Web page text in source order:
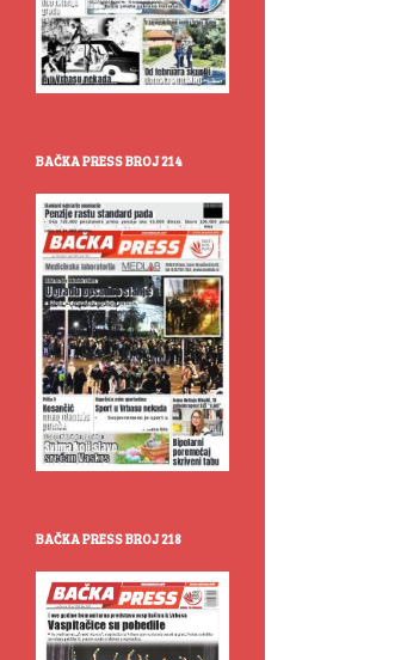
BAČKA PRESS BROJ 214
BAČKA PRESS BROJ 218